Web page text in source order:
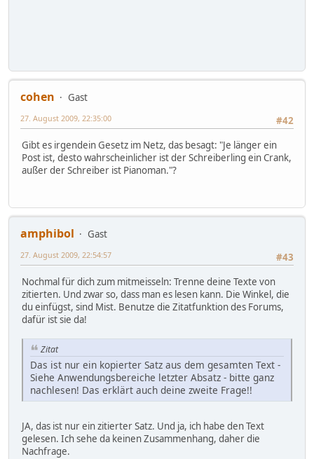
cohen
Gast
#42
27. August 2009, 22:35:00
Gibt es irgendein Gesetz im Netz, das besagt: "Je länger ein
Post ist, desto wahrscheinlicher ist der Schreiberling ein Crank,
außer der Schreiber ist Pianoman."?
amphibol
Gast
#43
27. August 2009, 22:54:57
Nochmal für dich zum mitmeisseln: Trenne deine Texte von
zitierten. Und zwar so, dass man es lesen kann. Die Winkel, die
du einfügst, sind Mist. Benutze die Zitatfunktion des Forums,
dafür ist sie da!
Zitat
Das ist nur ein kopierter Satz aus dem gesamten Text -
Siehe Anwendungsbereiche letzter Absatz - bitte ganz
nachlesen! Das erklärt auch deine zweite Frage!!
JA, das ist nur ein zitierter Satz. Und ja, ich habe den Text
gelesen. Ich sehe da keinen Zusammenhang, daher die
Nachfrage.